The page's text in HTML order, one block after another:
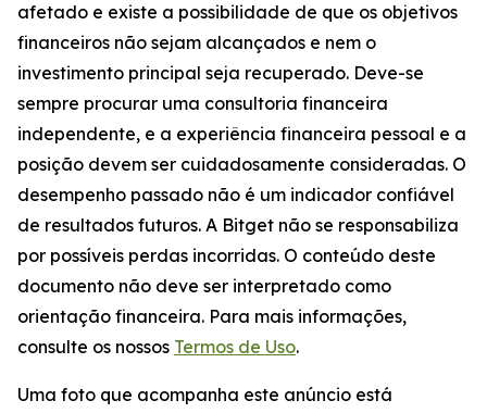
afetado e existe a possibilidade de que os objetivos
financeiros não sejam alcançados e nem o
investimento principal seja recuperado. Deve-se
sempre procurar uma consultoria financeira
independente, e a experiência financeira pessoal e a
posição devem ser cuidadosamente consideradas. O
desempenho passado não é um indicador confiável
de resultados futuros. A Bitget não se responsabiliza
por possíveis perdas incorridas. O conteúdo deste
documento não deve ser interpretado como
orientação financeira. Para mais informações,
consulte os nossos Termos de Uso.
Uma foto que acompanha este anúncio está